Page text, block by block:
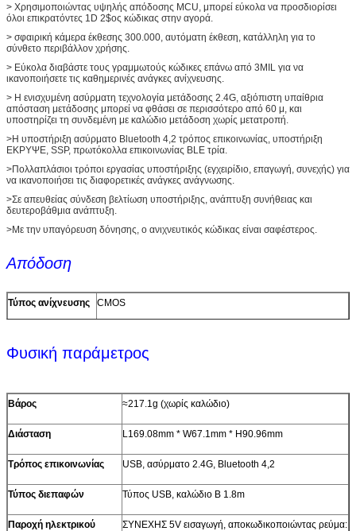
> Χρησιμοποιώντας υψηλής απόδοσης MCU, μπορεί εύκολα να προσδιορίσει
όλοι επικρατόντες 1D 2$ος κώδικας στην αγορά.
> σφαιρική κάμερα έκθεσης 300.000, αυτόματη έκθεση, κατάλληλη για το
σύνθετο περιβάλλον χρήσης.
> Εύκολα διαβάστε τους γραμμωτούς κώδικες επάνω από 3MIL για να
ικανοποιήσετε τις καθημερινές ανάγκες ανίχνευσης.
> Η ενισχυμένη ασύρματη τεχνολογία μετάδοσης 2.4G, αξιόπιστη υπαίθρια
απόσταση μετάδοσης μπορεί να φθάσει σε περισσότερο από 60 μ, και
υποστηρίζει τη συνδεμένη με καλώδιο μετάδοση χωρίς μετατροπή.
>Η υποστήριξη ασύρματο Bluetooth 4,2 τρόπος επικοινωνίας, υποστήριξη
ΕΚΡΥΨΕ, SSP, πρωτόκολλα επικοινωνίας BLE τρία.
>Πολλαπλάσιοι τρόποι εργασίας υποστήριξης (εγχειρίδιο, επαγωγή, συνεχής) για
να ικανοποιήσει τις διαφορετικές ανάγκες ανάγνωσης.
>Σε απευθείας σύνδεση βελτίωση υποστήριξης, ανάπτυξη συνήθειας και
δευτεροβάθμια ανάπτυξη.
>Με την υπαγόρευση δόνησης, ο ανιχνευτικός κώδικας είναι σαφέστερος.
Απόδοση
Τύπος ανίχνευσης CMOS
οδηγήσεων 5600K (φωτισμός)
Ψήφισμα 640*480
Χρόνος έναρξης
Ψήφισμα ≥3mil/0.076mm (PCS90%, ΚΩΔΙΚΑΣ 39)
Ταχύτητα
65CM/S
Βάθος του τομέα 10mm~550mm
Φυσική παράμετρος
Βάρος ≈217.1g (χωρίς καλώδιο)
Διάσταση L169.08mm * W67.1mm * H90.96mm
Τρόπος επικοινωνίας USB, ασύρματο 2.4G, Bluetooth 4,2
Τύπος διεπαφών Τύπος USB, καλώδιο Β 1.8m
Παροχή ηλεκτρικού
ΣΥΝΕΧΗΣ 5V εισαγωγή, αποκωδικοποιώντας ρεύμα: